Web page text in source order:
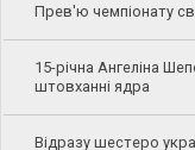
Прев'ю чемпіонату
15-річна Ангеліна
штовханні ядра
Відразу шестеро